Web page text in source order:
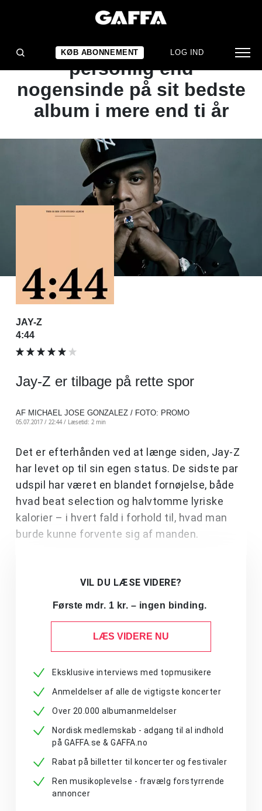
KØB ABONNEMENT LOG IND
ALBUMANMELDELSE
Jay-Z er mere moden og
personlig end
nogensinde på sit bedste
album i mere end ti år
JAY-Z
4:44
Jay-Z er tilbage på rette spor
AF MICHAEL JOSE GONZALEZ / FOTO: PROMO
05.07.2017 / 22:44 / Læsetid: 2 min
Det er efterhånden ved at længe siden, Jay-Z
har levet op til sin egen status. De sidste par
udspil har været en blandet fornøjelse, både
hvad beat selection og halvtomme lyriske
kalorier – i hvert fald i forhold til, hvad man
burde kunne forvente sig af manden.
VIL DU LÆSE VIDERE?
Første mdr. 1 kr. – ingen binding.
LÆS VIDERE NU
Eksklusive interviews med topmusikere
Anmeldelser af alle de vigtigste koncerter
Over 20.000 albumanmeldelser
Nordisk medlemskab - adgang til al indhold
på GAFFA.se & GAFFA.no
Rabat på billetter til koncerter og festivaler
Ren musikoplevelse - fravælg forstyrrende
annoncer